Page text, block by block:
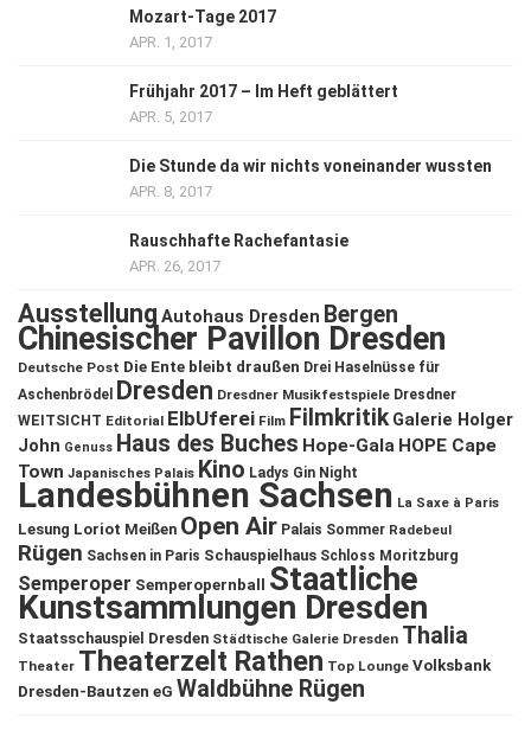
Mozart-Tage 2017
APR. 1, 2017
Frühjahr 2017 – Im Heft geblättert
APR. 5, 2017
Die Stunde da wir nichts voneinander wussten
APR. 8, 2017
Rauschhafte Rachefantasie
APR. 26, 2017
Ausstellung Autohaus Dresden Bergen
Chinesischer Pavillon Dresden
Deutsche Post Die Ente bleibt draußen Drei Haselnüsse für
Aschenbrödel
Dresden Dresdner Musikfestspiele Dresdner
WEITSICHT Editorial ElbUferei Film Filmkritik Galerie Holger
John Genuss Haus des Buches Hope-Gala HOPE Cape
Town Japanisches Palais Kino Ladys Gin Night
Landesbühnen Sachsen La Saxe à Paris
Lesung Loriot Meißen Open Air Palais Sommer Radebeul
Rügen Sachsen in Paris Schauspielhaus Schloss Moritzburg
Semperoper Semperopernball Staatliche
Kunstsammlungen Dresden
Staatsschauspiel Dresden Städtische Galerie Dresden Thalia
Theater Theaterzelt Rathen Top Lounge Volksbank
Dresden-Bautzen eG Waldbühne Rügen